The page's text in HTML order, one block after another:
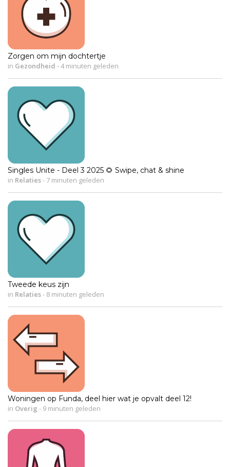
Zorgen om mijn dochtertje
in Gezondheid -4 minuten geleden
Singles Unite - Deel 3 2025 🌻 Swipe, chat & shine
in Relaties- 7 minuten geleden
Tweede keus zijn
in Relaties- 8 minuten geleden
Woningen op Funda, deel hier wat je opvalt deel 12!
in Overig - 9 minuten geleden